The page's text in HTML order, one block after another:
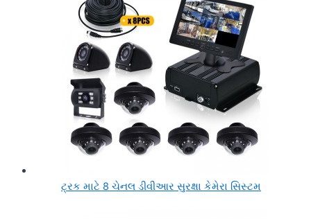
ટ્રક માટે 8 ચેનલ ડીવીઆર સુરક્ષા કેમેરા સિસ્ટમ